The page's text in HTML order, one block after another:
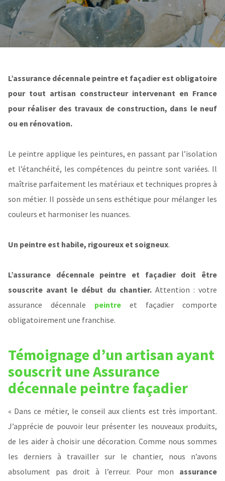
L’assurance décennale peintre et façadier est obligatoire
pour tout artisan constructeur intervenant en France
pour réaliser des travaux de construction, dans le neuf
ou en rénovation.
Le peintre applique les peintures, en passant par l’isolation
et l’étanchéité, les compétences du peintre sont variées. Il
maîtrise parfaitement les matériaux et techniques propres à
son métier. Il possède un sens esthétique pour mélanger les
couleurs et harmoniser les nuances.
Un peintre est habile, rigoureux et soigneux.
L’assurance décennale peintre et façadier doit être
souscrite avant le début du chantier.Attention : votre
assurance décennale peintre et façadier comporte
obligatoirement une franchise.
Témoignage d’un artisan ayant
souscrit une Assurance
décennale peintre façadier
« Dans ce métier, le conseil aux clients est très important.
J’apprécie de pouvoir leur présenter les nouveaux produits,
de les aider à choisir une décoration. Comme nous sommes
les derniers à travailler sur le chantier, nous n’avons
absolument pas droit à l’erreur. Pour mon assurance